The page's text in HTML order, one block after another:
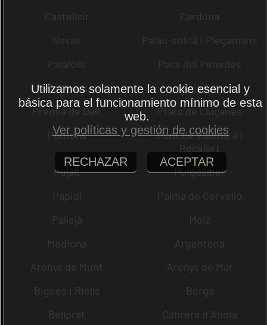
Castellcir
Cardona
Navas
Palau-solità i Plegamans
Palafolls
Pacs del Penedès
Rellinars
Rajadell
Premià de Dalt
Prats de Lluçanès
Pontons
Pont de Vilomara i
Rocafort
Pujalt
Puigdàlber
Papiol
Palma de Cervelló
Pallejà
Moià
Mediona
Argentona
Arenys de Munt
Arenys de Mar
Bigues i Riells
Berga
Bellprat
Cabrera d´Anoia
Utilizamos solamente la cookie esencial y
básica para el funcionamiento mínimo de esta
web.
Ver políticas y gestión de cookies
RECHAZAR ACEPTAR